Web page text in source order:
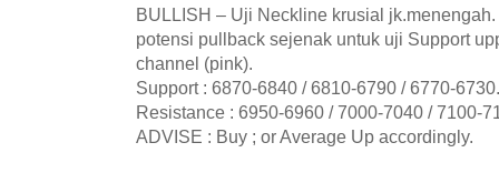
BULLISH – Uji Neckline krusial
potensi pullback sejenak untuk uji Support
channel (pink).
Support : 6870-6840 / 6810-6790 / 6770-6730.
Resistance : 6950-6960 / 7000-7040 / 7100-
ADVISE : Buy ; or Average Up accordingly.